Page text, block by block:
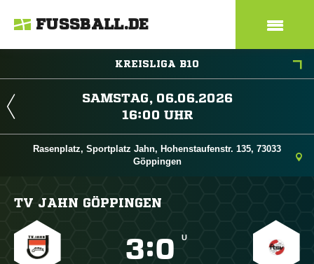
FUSSBALL.DE
KREISLIGA B10
 
 
Rasenplatz, Sportplatz Jahn, Hohenstaufenstr. 135, 73033
Göppingen
TV JAHN GÖPPINGEN
: U